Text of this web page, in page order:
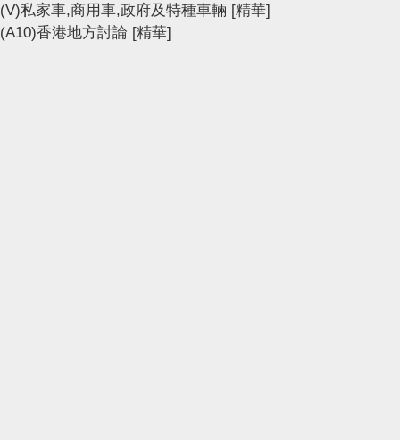
(V)私家車,商用車,政府及特種車輛 [精華]
(A10)香港地方討論 [精華]